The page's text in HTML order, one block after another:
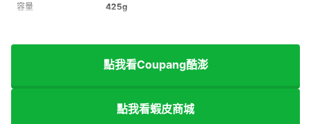
容量 425g
點我看Coupang酷澎
點我看蝦皮商城